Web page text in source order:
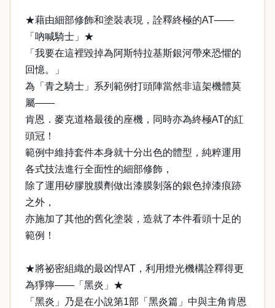
★藉由細部修飾和塗裝表現，詮釋終極的AT——
「吶喊騎士」★
「我要在這裡毀掉為阿斯特拉基斯銀河帶來恐懼的
回憶。」
為「青之騎士」系列範例打頭陣當然非這架機體莫
屬——
肯恩．麥克道格最後的座機，同時亦為終極AT的紅
頭冠！
範例中維持套件本身就十分出色的體型，純粹運用
各式技法進行全面性的細部修飾，
除了運用矽膠脫膜劑做出漆膜剝落的銀色掉漆痕跡
之外，
亦施加了其他的舊化塗裝，造就了本件看頭十足的
範例！
★將祕密組織的最凶悍AT，利用燈光機構詮釋得更
為猙獰——「黑炎」★
「黑炎」乃是在小說第1部「黑炎篇」中與主角肯恩